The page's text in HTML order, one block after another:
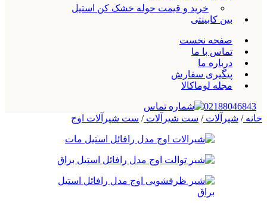
خرید و قیمت حوله خشک کن استیل
بین کابینتی
صفحه نخست
تماس با ما
درباره ما
پیگیری سفارش
مجله لوماکالا
02188046843
خانه/ شیرآلات/ ست شیرآلات/ ست شیرآلات اوج